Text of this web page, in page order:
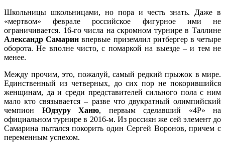
Школьницы школьницами, но пора и честь знать. Даже в
«мертвом» феврале российское фигурное ими не
ограничивается. 16-го числа на скромном турнире в Таллине
Александр Самарин впервые приземлил ритбергер в четыре
оборота. Не вполне чисто, с помаркой на выезде – и тем не
менее.
Между прочим, это, пожалуй, самый редкий прыжок в мире.
Единственный из четверных, до сих пор не покорившийся
женщинам, да и среди представителей сильного пола с ним
мало кто связывается – разве что двукратный олимпийский
чемпион Юдзуру Ханю, первым сделавший «4Р» на
официальном турнире в 2016-м. Из россиян же сей элемент до
Самарина пытался покорить один Сергей Воронов, причем с
переменным успехом.